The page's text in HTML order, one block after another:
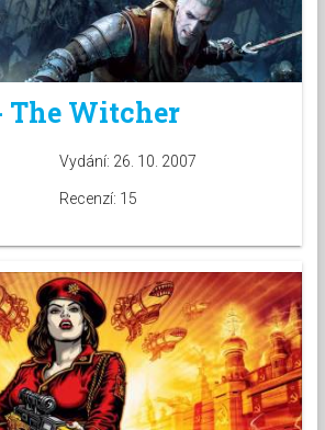
The Witcher
Vydání: 26. 10. 2007
Recenzí: 15